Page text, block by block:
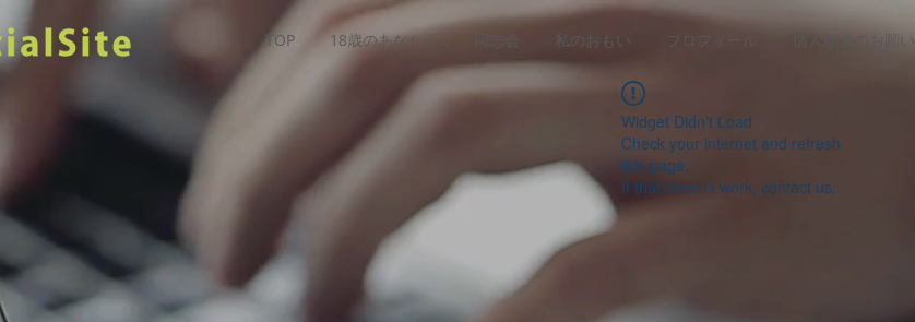
TOP 18歳のあなたへ 私のおもい プロフィール 個人献金のお願い
Widget Didn’t Load
Check your internet and refresh
this page.
If that doesn’t work, contact us.